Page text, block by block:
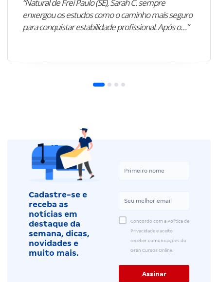
“Natural de Frei Paulo (SE), Sarah C. sempre
enxergou os estudos como o caminho mais seguro
para conquistar estabilidade profissional. Após o…”
Cadastre-se e
receba as
notícias em
destaque da
semana, dicas,
novidades e
muito mais.
Concordo com a Política de
Privacidade e aceito
receber comunicações do
Gran Cursos Online.